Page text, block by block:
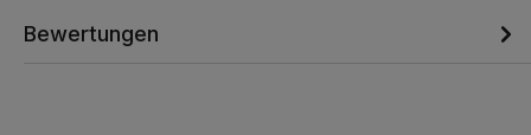
Bewertungen